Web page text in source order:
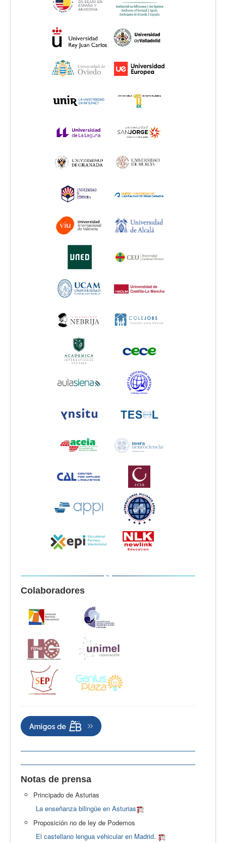
Colaboradores
Notas de prensa
Principado de Asturias
La enseñanza bilingüe en Asturias
Proposición no de ley de Podemos
El castellano lengua vehicular en Madrid.